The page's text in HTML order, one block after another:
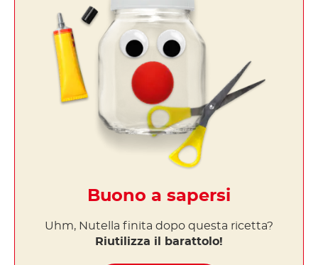
Buono a sapersi
Uhm, Nutella finita dopo questa ricetta?
Riutilizza il barattolo!